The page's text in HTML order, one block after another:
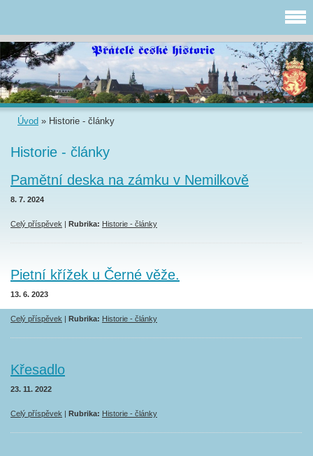
Úvod » Historie - články
Historie - články
Pamětní deska na zámku v Nemilkově
8. 7. 2024
Celý příspěvek | Rubrika: Historie - články
Pietní křížek u Černé věže.
13. 6. 2023
Celý příspěvek | Rubrika: Historie - články
Křesadlo
23. 11. 2022
Celý příspěvek | Rubrika: Historie - články